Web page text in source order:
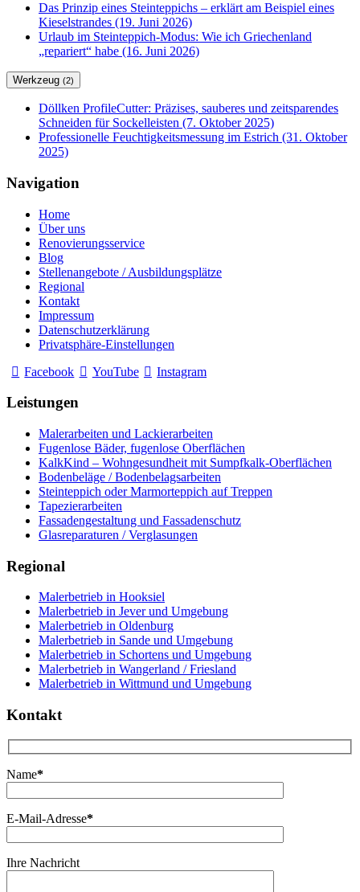
Das Prinzip eines Steinteppichs – erklärt am Beispiel eines
Kieselstrandes (19. Juni 2026)
Urlaub im Steinteppich-Modus: Wie ich Griechenland
„repariert“ habe (16. Juni 2026)
Werkzeug (2)
Döllken ProfileCutter: Präzises, sauberes und zeitsparendes
Schneiden für Sockelleisten (7. Oktober 2025)
Professionelle Feuchtigkeitsmessung im Estrich (31. Oktober
2025)
Navigation
Home
Über uns
Renovierungsservice
Blog
Stellenangebote / Ausbildungsplätze
Regional
Kontakt
Impressum
Datenschutzerklärung
Privatsphäre-Einstellungen
Facebook
YouTube Instagram
Leistungen
Malerarbeiten und Lackierarbeiten
Fugenlose Bäder, fugenlose Oberflächen
KalkKind – Wohngesundheit mit Sumpfkalk-Oberflächen
Bodenbeläge / Bodenbelagsarbeiten
Steinteppich oder Marmorteppich auf Treppen
Tapezierarbeiten
Fassadengestaltung und Fassadenschutz
Glasreparaturen / Verglasungen
Regional
Malerbetrieb in Hooksiel
Malerbetrieb in Jever und Umgebung
Malerbetrieb in Oldenburg
Malerbetrieb in Sande und Umgebung
Malerbetrieb in Schortens und Umgebung
Malerbetrieb in Wangerland / Friesland
Malerbetrieb in Wittmund und Umgebung
Kontakt
Name*
E-Mail-Adresse*
Ihre Nachricht